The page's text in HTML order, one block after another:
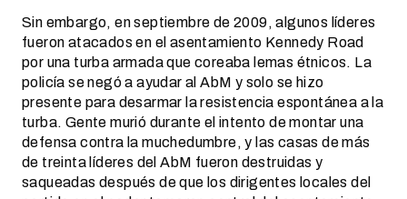
Sin embargo, en septiembre de 2009, algunos líderes
fueron atacados en el asentamiento Kennedy Road
por una turba armada que coreaba lemas étnicos. La
policía se negó a ayudar al AbM y solo se hizo
presente para desarmar la resistencia espontánea a la
turba. Gente murió durante el intento de montar una
defensa contra la muchedumbre, y las casas de más
de treinta líderes del AbM fueron destruidas y
saqueadas después de que los dirigentes locales del